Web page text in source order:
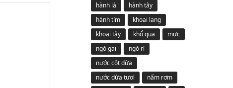
hành lá
hành tây
hành tím
khoai lang
khoai tây
khổ qua
mực
ngò gai
ngò rí
nước cốt dừa
nước dừa tươi
nấm rơm